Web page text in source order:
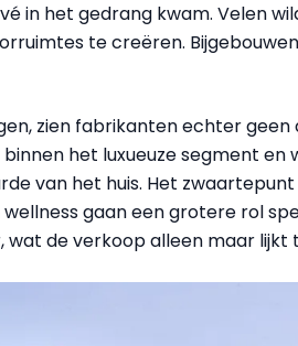
in het gedrang kwam. Velen
te creëren.
zien fabrikanten echter
het luxueuze segment en
van het huis. Het
gaan een grotere rol
wat de verkoop alleen maar lijkt